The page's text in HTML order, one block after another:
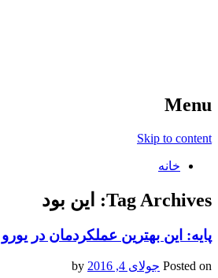
Menu
Skip to content
خانه
Tag Archives: این بود
پایه:‌ این بهترین عملکردمان در یورو
Posted on جولای 4, 2016